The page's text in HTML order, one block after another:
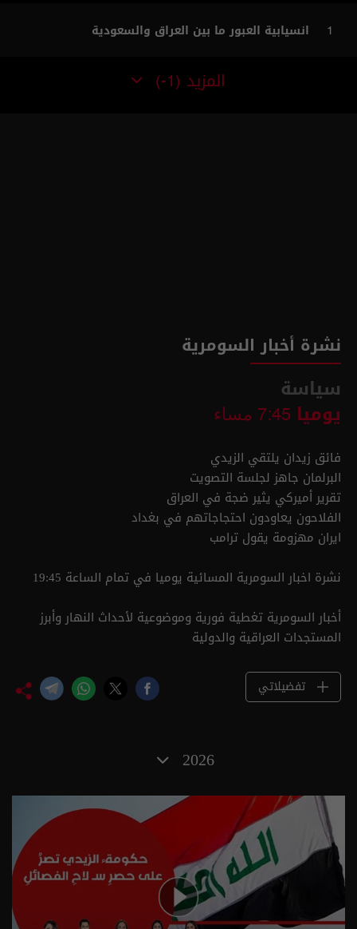
1 انسيابية العبور ما بين العراق والسعودية
المزيد (-1)
نشرة أخبار السومرية
سياسة
يوميا 7:45 مساء
فائق زيدان يلتقي الزيدي
البرلمان جاهز لجلسة التصويت
تقرير أميركي يثير ضجة في العراق
الفلاحون يعاودون احتجاجاتهم في بغداد
ايران مهزومة يقول ترامب
نشرة اخبار السومرية المسائية يوميا في تمام الساعة 19:45
أخبار السومرية تغطية فورية وموضوعية لأحداث النهار وأبرز
المستجدات العراقية والدولية
تفضيلاتي
2026